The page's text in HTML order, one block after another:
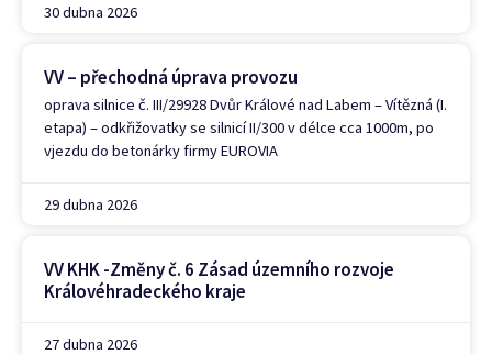
30 dubna 2026
VV – přechodná úprava provozu
oprava silnice č. III/29928 Dvůr Králové nad Labem – Vítězná (I.
etapa) – odkřižovatky se silnicí II/300 v délce cca 1000m, po
vjezdu do betonárky firmy EUROVIA
29 dubna 2026
VV KHK -Změny č. 6 Zásad územního rozvoje
Královéhradeckého kraje
27 dubna 2026